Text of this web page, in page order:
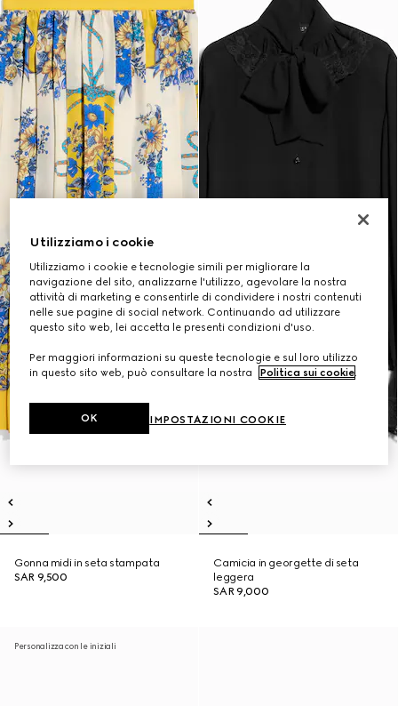
Gonna midi in seta stampata
SAR 9,500
Camicia in georgette di seta
leggera
SAR 9,000
Personalizza con le iniziali
Utilizziamo i cookie
Utilizziamo i cookie e tecnologie simili per migliorare la
navigazione del sito, analizzarne l'utilizzo, agevolare la nostra
attività di marketing e consentirle di condividere i nostri contenuti
nelle sue pagine di social network. Continuando ad utilizzare
questo sito web, lei accetta le presenti condizioni d'uso.
Per maggiori informazioni su queste tecnologie e sul loro utilizzo
in questo sito web, può consultare la nostra
Politica sui cookie.
IMPOSTAZIONI COOKIE
OK